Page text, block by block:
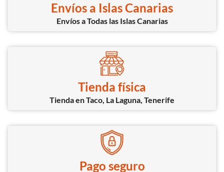
Envíos a Islas Canarias
Envíos a Todas las Islas Canarias
Tienda física
Tienda en Taco, La Laguna, Tenerife
Pago seguro